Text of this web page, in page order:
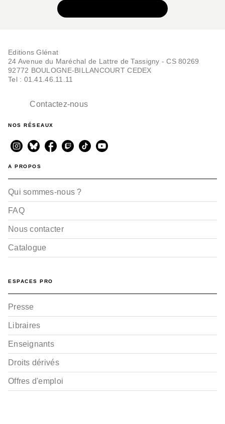
Editions Glénat
24 Avenue du Maréchal de Lattre de Tassigny - CS 80269
92772 BOULOGNE-BILLANCOURT CEDEX
Tel : 01.41.46.11.11
Contactez-nous
NOS RÉSEAUX
A PROPOS
Qui sommes-nous ?
FAQ
Nous contacter
Catalogue
ESPACES PRO
Presse
Libraires
Enseignants
Droits dérivés
Offres d'emploi